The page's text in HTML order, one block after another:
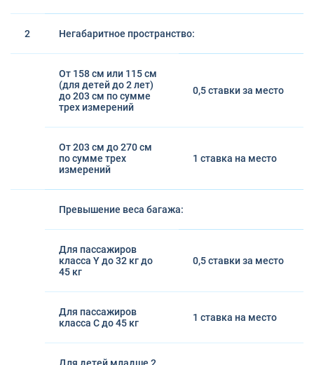
2 Негабаритное пространство:
От 158 см или 115 см
(для детей до 2 лет)
до 203 см по сумме
трех измерений
0,5 ставки за место
От 203 см до 270 см
по сумме трех
измерений
1 ставка на место
Превышение веса багажа:
Для пассажиров
класса Y до 32 кг до
45 кг
0,5 ставки за место
Для пассажиров
класса С до 45 кг
1 ставка на место